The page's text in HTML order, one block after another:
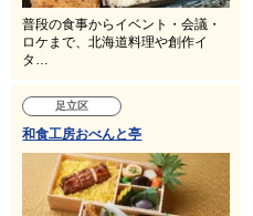
普段の食事からイベント・会議・
ロケまで、北海道料理や創作イ
タ…
足立区
和食工房おべんと亭